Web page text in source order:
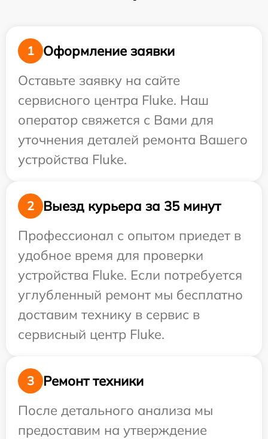
1
Оформление заявки
Оставьте заявку на сайте
сервисного центра Fluke. Наш
оператор свяжется с Вами для
уточнения деталей ремонта Вашего
устройства Fluke.
2
Выезд курьера за 35 минут
Профессионал с опытом приедет в
удобное время для проверки
устройства Fluke. Если потребуется
углубленный ремонт мы бесплатно
доставим технику в сервис в
сервисный центр Fluke.
3
Ремонт техники
После детального анализа мы
предоставим на утверждение